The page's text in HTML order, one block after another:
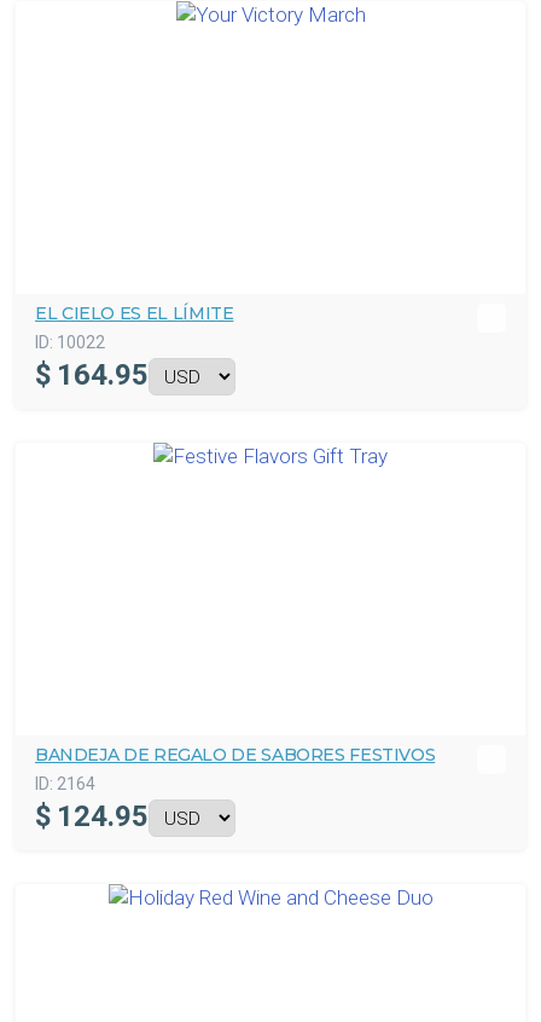
EL CIELO ES EL LÍMITE
ID: 10022
$ 164.95
BANDEJA DE REGALO DE SABORES FESTIVOS
ID: 2164
$ 124.95